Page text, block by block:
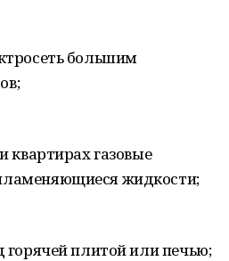
большим
квартирах газовые
жидкости;
горячей плитой или печью;